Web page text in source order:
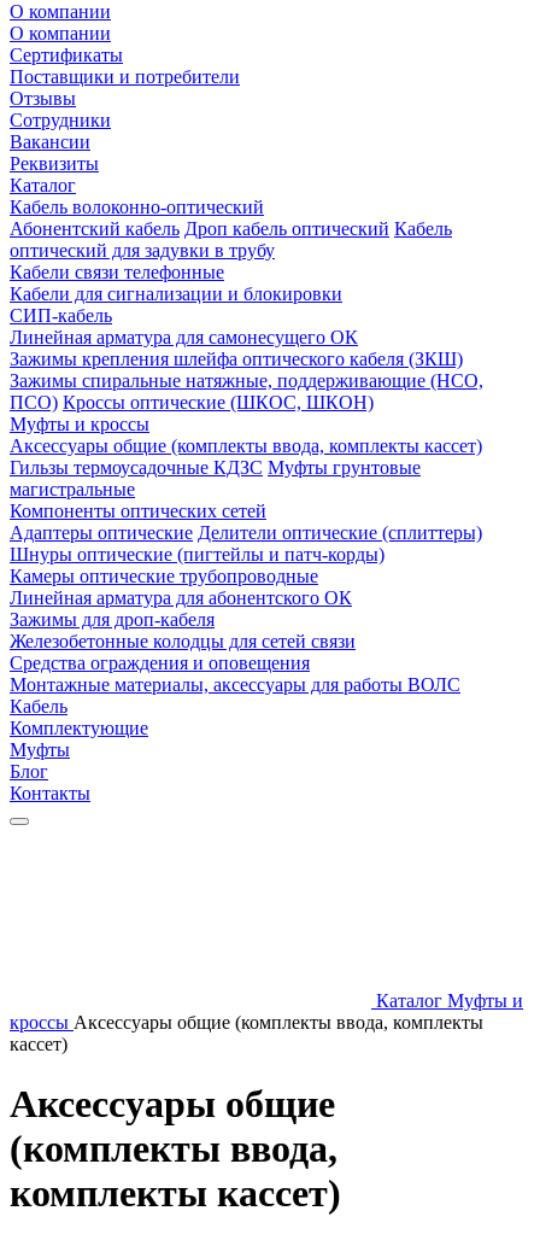
О компании
О компании
Сертификаты
Поставщики и потребители
Отзывы
Сотрудники
Вакансии
Реквизиты
Каталог
Кабель волоконно-оптический
Абонентский кабель Дроп кабель оптический Кабель
оптический для задувки в трубу
Кабели связи телефонные
Кабели для сигнализации и блокировки
СИП-кабель
Линейная арматура для самонесущего ОК
Зажимы крепления шлейфа оптического кабеля (ЗКШ)
Зажимы спиральные натяжные, поддерживающие (НСО,
ПСО) Кроссы оптические (ШКОС, ШКОН)
Муфты и кроссы
Аксессуары общие (комплекты ввода, комплекты кассет)
Гильзы термоусадочные КДЗС Муфты грунтовые
магистральные
Компоненты оптических сетей
Адаптеры оптические Делители оптические (сплиттеры)
Шнуры оптические (пигтейлы и патч-корды)
Камеры оптические трубопроводные
Линейная арматура для абонентского ОК
Зажимы для дроп-кабеля
Железобетонные колодцы для сетей связи
Средства ограждения и оповещения
Монтажные материалы, аксессуары для работы ВОЛС
Кабель
Комплектующие
Муфты
Блог
Контакты
Каталог Муфты и
кроссы Аксессуары общие (комплекты ввода, комплекты
кассет)
Аксессуары общие
(комплекты ввода,
комплекты кассет)